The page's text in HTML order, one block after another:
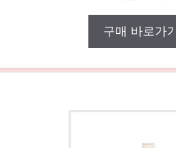
구매 바로가기